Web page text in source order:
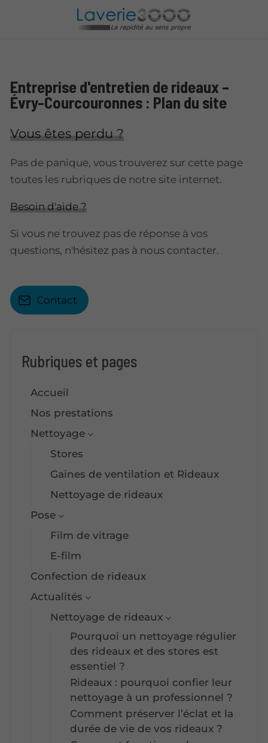
Entreprise d'entretien de rideaux –
Évry-Courcouronnes : Plan du site
Vous êtes perdu ?
Pas de panique, vous trouverez sur cette page
toutes les rubriques de notre site internet.​​
Besoin d'aide ?
Si vous ne trouvez pas de réponse à vos
questions, n'hésitez pas à nous contacter.
Contact
Rubriques et pages
Accueil
Nos prestations
Nettoyage
Stores
Gaines de ventilation et Rideaux
Nettoyage de rideaux
Pose
Film de vitrage
E-film
Confection de rideaux
Actualités
Nettoyage de rideaux
Pourquoi un nettoyage régulier
des rideaux et des stores est
essentiel ?
Rideaux : pourquoi confier leur
nettoyage à un professionnel ?
Comment préserver l’éclat et la
durée de vie de vos rideaux ?